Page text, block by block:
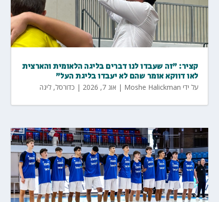
קציר: "זה שעבדו לנו דברים בליגה הלאומית והארצית
לאו דווקא אומר שהם לא יעבדו בליגת העל"
על ידי Moshe Halickman
| אוג 7, 2026 | כדורסל,ליגה